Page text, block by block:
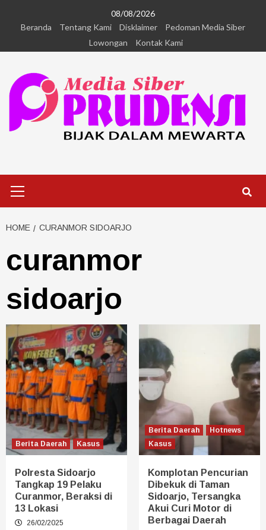
08/08/2026
Beranda
Tentang Kami Disklaimer
Pedoman Media Siber
Lowongan
Kontak Kami
HOME CURANMOR SIDOARJO
curanmor
sidoarjo
Berita Daerah Kasus
Polresta Sidoarjo
Tangkap 19 Pelaku
Curanmor, Beraksi di
13 Lokasi
26/02/2025
Berita Daerah
Hotnews
Kasus
Komplotan Pencurian
Dibekuk di Taman
Sidoarjo, Tersangka
Akui Curi Motor di
Berbagai Daerah